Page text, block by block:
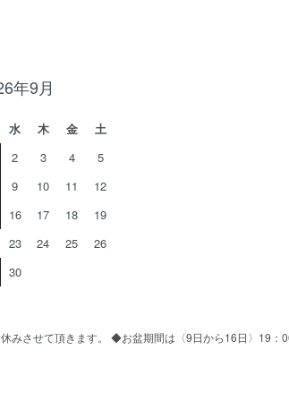
年9月
水 木 金
土
2 3 4
5
9 10 11
12
16 17 18
19
23 24 25
26
30
みさせて頂きます。 ◆お盆期間は〈9日から16日〉19：